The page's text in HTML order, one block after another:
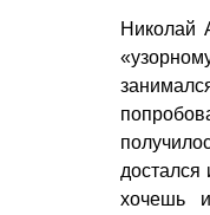
Николай
достался
хочешь